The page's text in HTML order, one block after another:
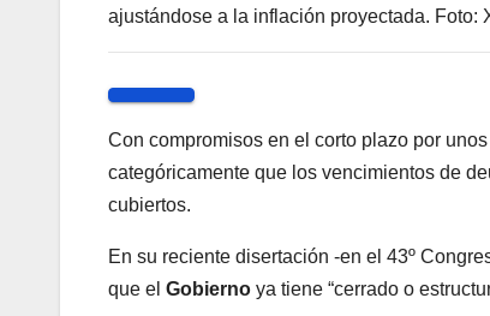
ajustándose a la inflación proyectada. Foto:
Con compromisos en el corto plazo por
categóricamente que los vencimientos de
cubiertos.
En su reciente disertación -en el 43º
que el Gobierno ya tiene “cerrado o